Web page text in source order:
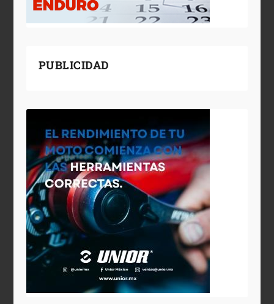
PUBLICIDAD